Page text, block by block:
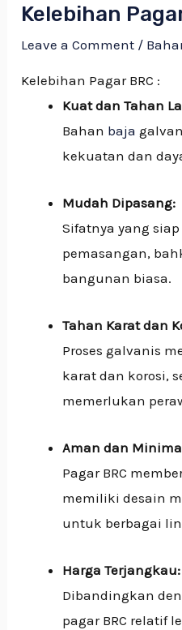
Kelebihan
Leave a Comment /
Kelebihan Pagar BRC :
Kuat dan Tahan
Bahan baja
kekuatan dan
Mudah Dipasang:
Sifatnya yang
pemasangan,
bangunan biasa.
Tahan Karat dan
Proses galvanis
karat dan korosi,
memerlukan
Aman dan
Pagar BRC
memiliki desain
untuk berbagai
Harga Terjangkau:
Dibandingkan
pagar BRC relatif